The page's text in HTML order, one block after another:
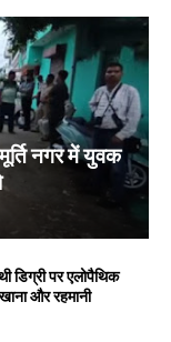
नगर में युवक
पर एलोपैथिक
और रहमानी